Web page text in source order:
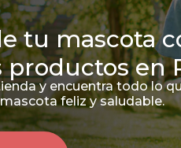
tu mascota
productos en
y encuentra todo lo
feliz y saludable.